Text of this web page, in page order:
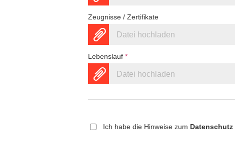
Zeugnisse / Zertifikate
Datei hochladen
Lebenslauf *
Datei hochladen
Ich habe die Hinweise zum Datenschutz